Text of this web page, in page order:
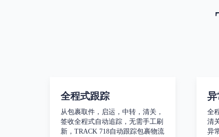
全程式跟踪
从包裹取件，启运，中转，清关，
签收全程式自动追踪，无需手工刷
新，TRACK 718自动跟踪包裹物流
全
清
异